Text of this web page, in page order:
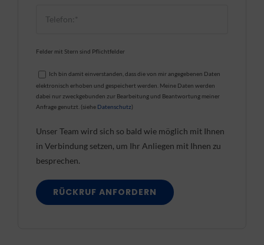
Felder mit Stern sind Pflichtfelder
Ich bin damit einverstanden, dass die von mir angegebenen Daten
elektronisch erhoben und gespeichert werden. Meine Daten werden
dabei nur zweckgebunden zur Bearbeitung und Beantwortung meiner
Anfrage genutzt. (siehe Datenschutz)
Unser Team wird sich so bald wie möglich mit Ihnen
in Verbindung setzen, um Ihr Anliegen mit Ihnen zu
besprechen.